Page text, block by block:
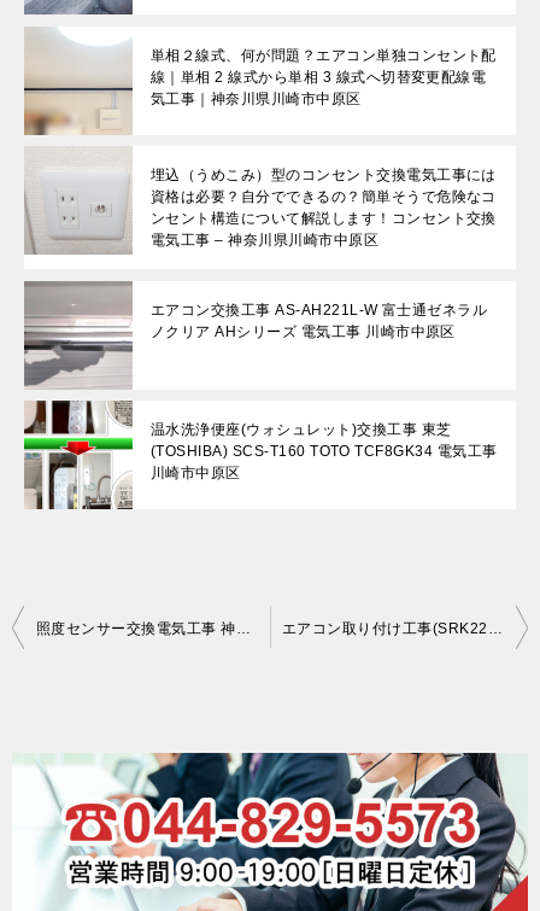
単相２線式、何が問題？エアコン単独コンセント配
線｜単相 2 線式から単相 3 線式へ切替変更配線電
気工事｜神奈川県川崎市中原区
埋込（うめこみ）型のコンセント交換電気工事には
資格は必要？自分でできるの？簡単そうで危険なコ
ンセント構造について解説します！コンセント交換
電気工事 – 神奈川県川崎市中原区
エアコン交換工事 AS-AH221L-W 富士通ゼネラル
ノクリア AHシリーズ 電気工事 川崎市中原区
温水洗浄便座(ウォシュレット)交換工事 東芝
(TOSHIBA) SCS-T160 TOTO TCF8GK34 電気工事
川崎市中原区
投
照度センサー交換電気工事 神奈川県 川崎市 中原区 エアコン取り付け工事(SRK223-W SRC223 三菱)、取外し（交換工事） 電気工事 標準工事 壁掛け金具設置 ビーバーエアコン